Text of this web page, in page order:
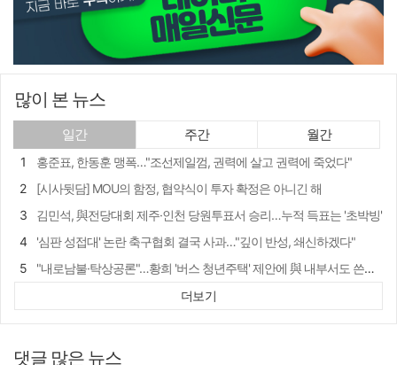
많이 본 뉴스
일간 주간 월간
홍준표, 한동훈 맹폭…"조선제일껌, 권력에 살고 권력에 죽었다"
[시사뒷담] MOU의 함정, 협약식이 투자 확정은 아니긴 해
김민석, 與전당대회 제주·인천 당원투표서 승리…누적 득표는 '초박빙'
'심판 성접대' 논란 축구협회 결국 사과…"깊이 반성, 쇄신하겠다"
"내로남불·탁상공론"…황희 '버스 청년주택' 제안에 與 내부서도 쓴소리
예안향교 대성전, '국가지정 보물로 지정'
더보기
댓글 많은 뉴스